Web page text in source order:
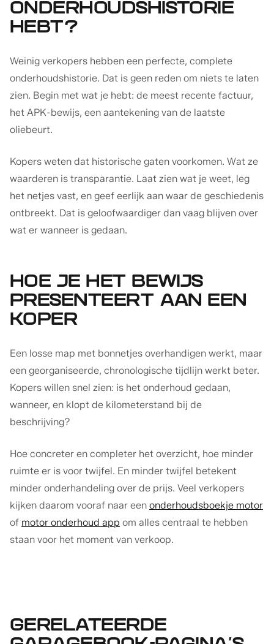
ONDERHOUDSHISTORIE
HEBT?
Weinig verkopers hebben een perfecte, complete
onderhoudshistorie. Dat is geen reden om niets te laten
zien. Begin met wat je hebt: de meest recente factuur,
het APK-bewijs, een aantekening van de laatste
oliebeurt.
Kopers weten dat historische gaten voorkomen. Wat ze
waarderen is transparantie. Laat zien wat je weet, leg
het netjes vast, en geef eerlijk aan waar de geschiedenis
ontbreekt. Dat is geloofwaardiger dan vaag blijven over
wat er wanneer is gedaan.
HOE JE HET BEWIJS
PRESENTEERT AAN EEN
KOPER
Een losse map met bonnetjes overhandigen werkt, maar
een georganiseerde, chronologische tijdlijn werkt beter.
Kopers willen snel zien: is het onderhoud gedaan,
wanneer, en klopt de kilometerstand bij de
beschrijving?
Hoe concreter en completer het overzicht, hoe minder
ruimte er is voor twijfel. En minder twijfel betekent
minder onderhandeling over de prijs. Veel verkopers
kijken daarom vooraf naar een onderhoudsboekje motor
of motor onderhoud app om alles centraal te hebben
staan voor het moment van verkoop.
GERELATEERDE